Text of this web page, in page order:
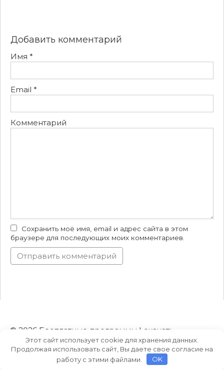
Добавить комментарий
Имя *
Email *
Комментарий
Сохранить моё имя, email и адрес сайта в этом
браузере для последующих моих комментариев.
© 2026 Бесплатные программы | скачать
торрент на русском языке
Этот сайт использует cookie для хранения данных.
Продолжая использовать сайт, Вы даете свое согласие на
работу с этими файлами.
OK